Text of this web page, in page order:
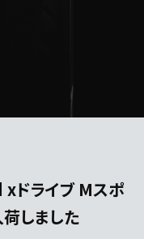
ドライブ Mスポ
しました